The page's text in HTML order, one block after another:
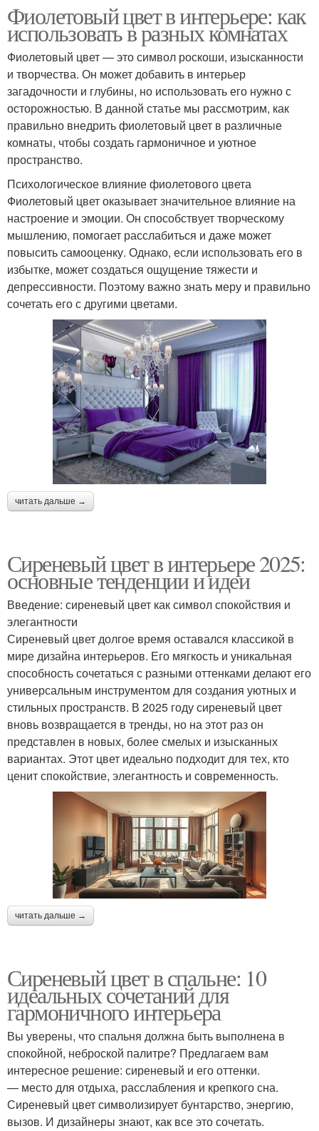
Фиолетовый цвет в интерьере: как
использовать в разных комнатах
Фиолетовый цвет — это символ роскоши, изысканности
и творчества. Он может добавить в интерьер
загадочности и глубины, но использовать его нужно с
осторожностью. В данной статье мы рассмотрим, как
правильно внедрить фиолетовый цвет в различные
комнаты, чтобы создать гармоничное и уютное
пространство.
Психологическое влияние фиолетового цвета
Фиолетовый цвет оказывает значительное влияние на
настроение и эмоции. Он способствует творческому
мышлению, помогает расслабиться и даже может
повысить самооценку. Однако, если использовать его в
избытке, может создаться ощущение тяжести и
депрессивности. Поэтому важно знать меру и правильно
сочетать его с другими цветами.
читать дальше →
Сиреневый цвет в интерьере 2025:
основные тенденции и идеи
Введение: сиреневый цвет как символ спокойствия и
элегантности
Сиреневый цвет долгое время оставался классикой в
мире дизайна интерьеров. Его мягкость и уникальная
способность сочетаться с разными оттенками делают его
универсальным инструментом для создания уютных и
стильных пространств. В 2025 году сиреневый цвет
вновь возвращается в тренды, но на этот раз он
представлен в новых, более смелых и изысканных
вариантах. Этот цвет идеально подходит для тех, кто
ценит спокойствие, элегантность и современность.
читать дальше →
Сиреневый цвет в спальне: 10
идеальных сочетаний для
гармоничного интерьера
Вы уверены, что спальня должна быть выполнена в
спокойной, неброской палитре? Предлагаем вам
интересное решение: сиреневый и его оттенки.
— место для отдыха, расслабления и крепкого сна.
Сиреневый цвет символизирует бунтарство, энергию,
вызов. И дизайнеры знают, как все это сочетать.